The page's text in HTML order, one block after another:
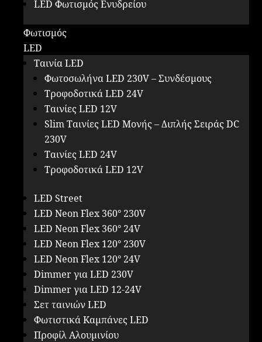
LED Φωτισμός Ενυδρείου
Φωτισμός
LED
Ταινία LED
Φωτοσωλήνα LED 230V – Συνδέσμους
Τροφοδοτικά LED 24V
Ταινίες LED 12V
Slim Ταινίες LED Μονής – Διπλής Σειράς DC
230V
Ταινίες LED 24V
Τροφοδοτικά LED 12V
LED Street
LED Neon Flex 360° 230V
LED Neon Flex 360° 24V
LED Neon Flex 120° 230V
LED Neon Flex 120° 24V
Dimmer για LED 230V
Dimmer για LED 12-24V
Σετ ταινιών LED
Φωτιστικά Καμπάνες LED
Προφίλ Αλουμινίου